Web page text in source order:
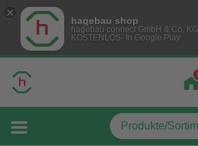
hagebau shop
hagebau connect GmbH & Co. KG
KOSTENLOS- In Google Play